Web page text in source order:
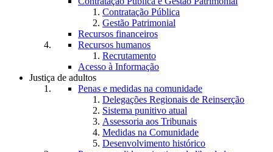
Contratação Pública
Gestão Patrimonial
Recursos financeiros
Recursos humanos
Recrutamento
Acesso à Informação
Justiça de adultos
Penas e medidas na comunidade
Delegações Regionais de Reinserção
Sistema punitivo atual
Assessoria aos Tribunais
Medidas na Comunidade
Desenvolvimento histórico